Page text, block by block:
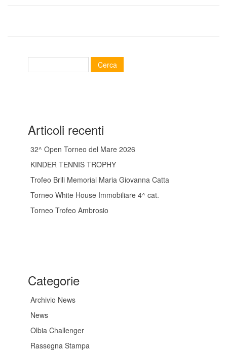
Articoli recenti
32^ Open Torneo del Mare 2026
KINDER TENNIS TROPHY
Trofeo Brili Memorial Maria Giovanna Catta
Torneo White House Immobiliare 4^ cat.
Torneo Trofeo Ambrosio
Categorie
Archivio News
News
Olbia Challenger
Rassegna Stampa